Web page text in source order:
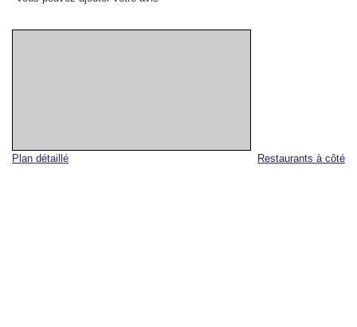
Restaurants à côté
Plan détaillé